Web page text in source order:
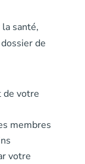
santé,
de
de votre
membres
votre